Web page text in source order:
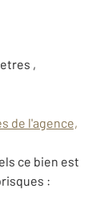
,
de l'agence,
ce bien est
: